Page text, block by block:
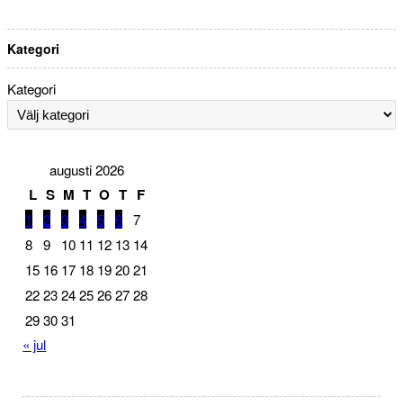
Kategori
Kategori
augusti 2026
L S M T O T F
1 2 3 4 5 6 7
8 9 10 11 12 13 14
15 16 17 18 19 20 21
22 23 24 25 26 27 28
29 30 31
« jul